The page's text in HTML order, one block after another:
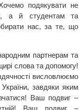
подякувати не
а й студентам та
нас, за те, що
партнерам та
слова та допомогу!
висловлюємо
завдяки яким
Ваш подвиг –
Ваш подвиг –